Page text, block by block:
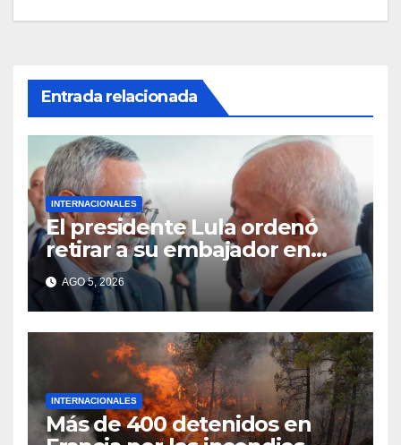
Entrada relacionada
INTERNACIONALES
El presidente Lula ordenó
retirar a su embajador en
Argentina
AGO 5, 2026
INTERNACIONALES
Más de 400 detenidos en